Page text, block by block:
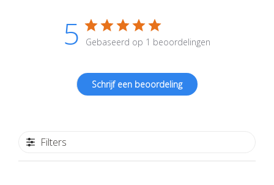
5 Gebaseerd op 1 beoordelingen
Schrijf een beoordeling
Filters